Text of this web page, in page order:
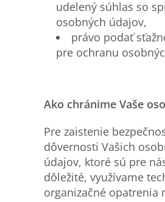
udelený súhlas so
osobných údajov,
právo podať
pre ochranu
Ako chránime Vaše
Pre zaistenie
dôvernosti Vašich
údajov, ktoré sú pre
dôležité, využívame
organizačné opatrenia